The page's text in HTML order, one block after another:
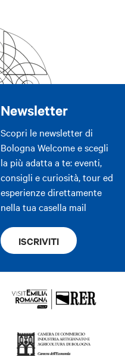
Newsletter
Scopri le newsletter di
Bologna Welcome e scegli
la più adatta a te: eventi,
consigli e curiosità, tour ed
esperienze direttamente
nella tua casella mail
ISCRIVITI